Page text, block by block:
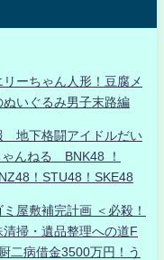
ーちゃん人形！豆腐メ
いぐるみ男子末路編
地下格闘アイドルだい
んねる BNK48 ！
！STU48！SKE48
屋敷補完計画 ＜必殺！
掃・遺品整理への道F
二病借金3500万円！う